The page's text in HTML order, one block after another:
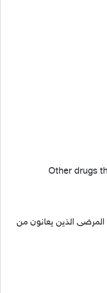
Other drugs
الذين يعانون من